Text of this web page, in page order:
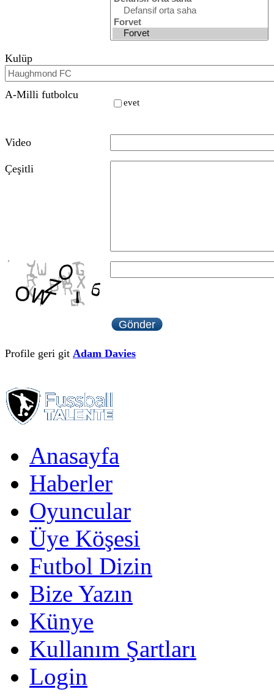
Kulüp
A-Milli futbolcu
evet
Video
Çeşitli
Profile geri git Adam Davies
Anasayfa
Haberler
Oyuncular
Üye Köşesi
Futbol Dizin
Bize Yazın
Künye
Kullanım Şartları
Login